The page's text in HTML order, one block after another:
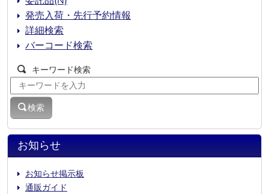
お知らせ
お知らせ掲示板
通販ガイド
発売入荷・先行予約情報
詳細検索
バーコード検索
キーワード検索
検索